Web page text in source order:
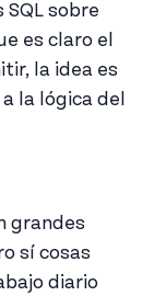
SQL sobre
es claro el
la idea es
la lógica del
grandes
sí cosas
diario